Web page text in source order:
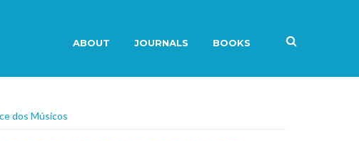
ABOUT JOURNALS BOOKS
dos Músicos